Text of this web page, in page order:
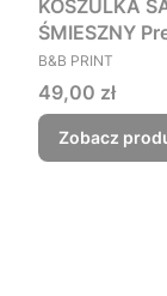
KOSZULKA
ŚMIESZNY
Czego myśmy
PRODUCENT
B&B PRINT
Cena
49,00 zł
Zobacz